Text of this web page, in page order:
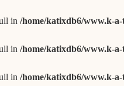
in /home/katixdb6/www.k-
in /home/katixdb6/www.k-
in /home/katixdb6/www.k-